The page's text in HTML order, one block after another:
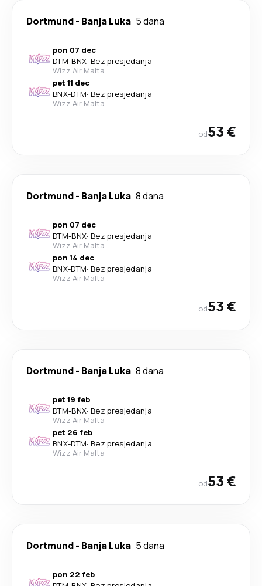
Dortmund- Banja Luka 5 dana
pon 07 dec
DTM-BNX· Bez presjedanja
Wizz Air Malta
pet 11 dec
BNX-DTM· Bez presjedanja
Wizz Air Malta
od53 €
Dortmund- Banja Luka 8 dana
pon 07 dec
DTM-BNX· Bez presjedanja
Wizz Air Malta
pon 14 dec
BNX-DTM· Bez presjedanja
Wizz Air Malta
od53 €
Dortmund- Banja Luka 8 dana
pet 19 feb
DTM-BNX· Bez presjedanja
Wizz Air Malta
pet 26 feb
BNX-DTM· Bez presjedanja
Wizz Air Malta
od53 €
Dortmund- Banja Luka 5 dana
pon 22 feb